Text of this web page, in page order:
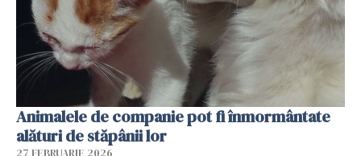
Animalele de companie pot fi înmormântate
alături de stăpânii lor
27 FEBRUARIE 2026